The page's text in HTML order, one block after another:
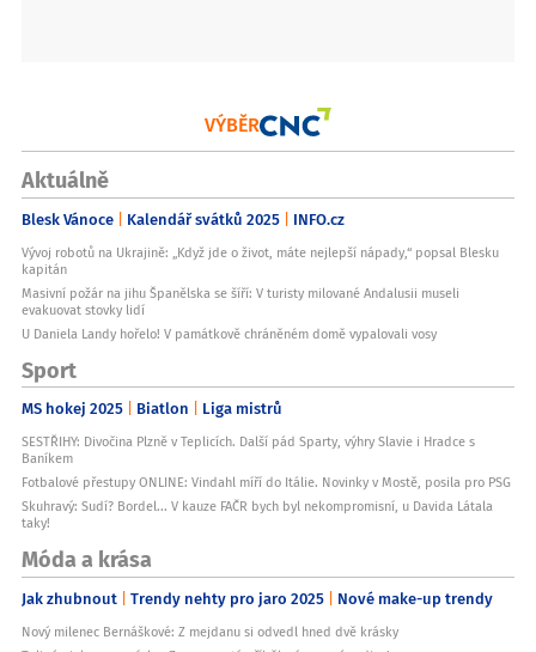
VÝBĚR
Aktuálně
Blesk Vánoce Kalendář svátků 2025 INFO.cz
Vývoj robotů na Ukrajině: „Když jde o život, máte nejlepší nápady,“ popsal Blesku
kapitán
Masivní požár na jihu Španělska se šíří: V turisty milované Andalusii museli
evakuovat stovky lidí
U Daniela Landy hořelo! V památkově chráněném domě vypalovali vosy
Sport
MS hokej 2025 Biatlon Liga mistrů
SESTŘIHY: Divočina Plzně v Teplicích. Další pád Sparty, výhry Slavie i Hradce s
Baníkem
Fotbalové přestupy ONLINE: Vindahl míří do Itálie. Novinky v Mostě, posila pro PSG
Skuhravý: Sudí? Bordel... V kauze FAČR bych byl nekompromisní, u Davida Látala
taky!
Móda a krása
Jak zhubnout Trendy nehty pro jaro 2025 Nové make-up trendy
Nový milenec Bernáškové: Z mejdanu si odvedl hned dvě krásky